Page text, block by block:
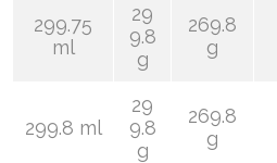
299.75
ml
29
9.8
g
269.8
g
299.8 ml
29
9.8
g
269.8
g